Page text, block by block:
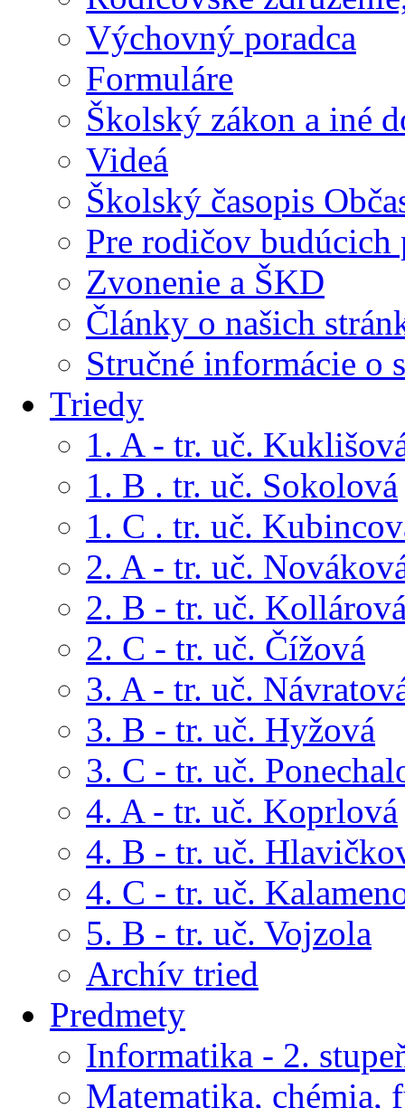
Výchovný poradca
Formuláre
Školský zákon a iné
Videá
Školský časopis
Pre rodičov budúcich
Zvonenie a ŠKD
Články o našich
Stručné informácie o
Triedy
1. A - tr. uč.
1. B . tr. uč. Sokolová
1. C . tr. uč.
2. A - tr. uč.
2. B - tr. uč.
2. C - tr. uč. Čížová
3. A - tr. uč.
3. B - tr. uč. Hyžová
3. C - tr. uč.
4. A - tr. uč. Koprlová
4. B - tr. uč.
4. C - tr. uč.
5. B - tr. uč. Vojzola
Archív tried
Predmety
Informatika - 2.
Matematika, chémia,